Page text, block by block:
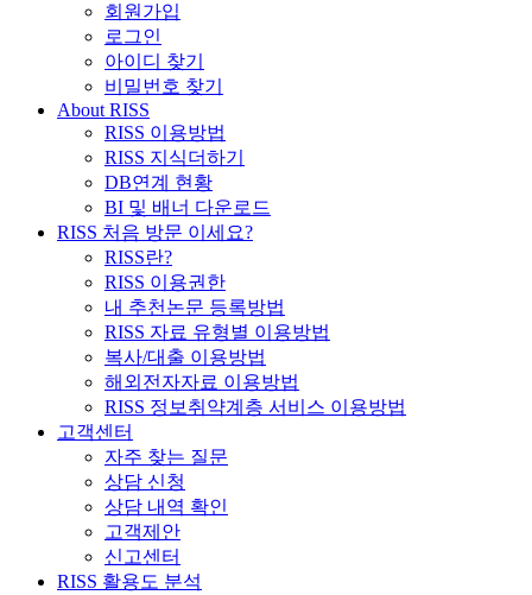
회원가입
로그인
아이디 찾기
비밀번호 찾기
About RISS
RISS 이용방법
RISS 지식더하기
DB연계 현황
BI 및 배너 다운로드
RISS 처음 방문 이세요?
RISS란?
RISS 이용권한
내 추천논문 등록방법
RISS 자료 유형별 이용방법
복사/대출 이용방법
해외전자자료 이용방법
RISS 정보취약계층 서비스 이용방법
고객센터
자주 찾는 질문
상담 신청
상담 내역 확인
고객제안
신고센터
RISS 활용도 분석